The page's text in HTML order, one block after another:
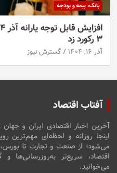
بانک، بیمه و بودجه
۳ رکورد زد
آذر ۱۶, ۱۴۰۴ گسترش نیوز
آفتاب اقتصاد
آخرین اخبار اقتصادی ایران و جهان
اینجا روزانه و لحظه‌ای مهم‌ترین
می‌شود؛ از صنعت و تجارت تا بورس،
اقتصاد، سریع‌تر به‌روزرسانی‌ها و
می‌خوانید.